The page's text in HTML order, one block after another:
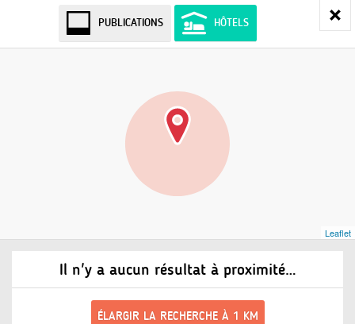
PUBLICATIONS HÔTELS
Il n'y a aucun résultat à proximité…
ÉLARGIR LA RECHERCHE À 1 KM
Leaflet